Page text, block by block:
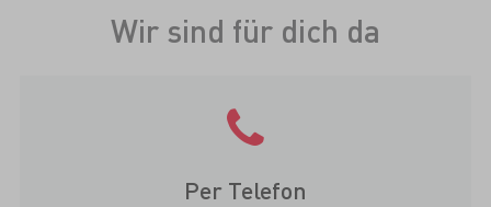
Wir sind für dich da
Per Telefon